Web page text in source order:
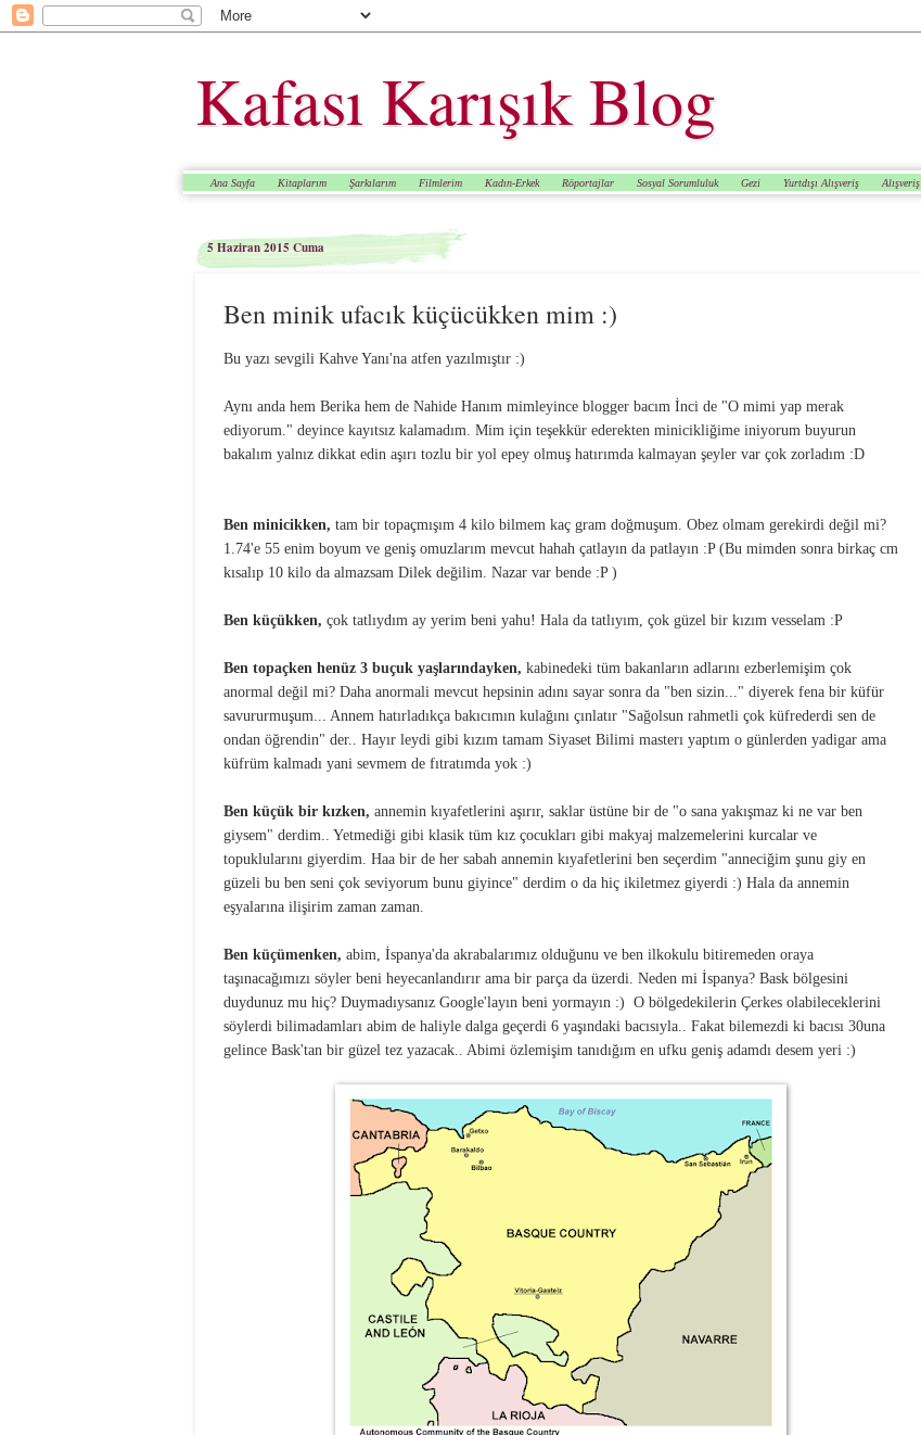
Kafası Karışık Blog
Ana Sayfa Kitaplarım Şarkılarım Filmlerim Kadın-Erkek Röportajlar Sosyal Sorumluluk Gezi Yurtdışı Alışveriş Alışveriş
5 Haziran 2015 Cuma
Ben minik ufacık küçücükken mim :)
Bu yazı sevgili Kahve Yanı'na atfen yazılmıştır :)
Aynı anda hem Berika hem de Nahide Hanım mimleyince blogger bacım İnci de "O mimi yap merak
ediyorum." deyince kayıtsız kalamadım. Mim için teşekkür ederekten minicikliğime iniyorum buyurun
bakalım yalnız dikkat edin aşırı tozlu bir yol epey olmuş hatırımda kalmayan şeyler var çok zorladım :D
Ben minicikken, tam bir topaçmışım 4 kilo bilmem kaç gram doğmuşum. Obez olmam gerekirdi değil mi?
1.74'e 55 enim boyum ve geniş omuzlarım mevcut hahah çatlayın da patlayın :P (Bu mimden sonra birkaç cm
kısalıp 10 kilo da almazsam Dilek değilim. Nazar var bende :P )
Ben küçükken, çok tatlıydım ay yerim beni yahu! Hala da tatlıyım, çok güzel bir kızım vesselam :P
Ben topaçken henüz 3 buçuk yaşlarındayken, kabinedeki tüm bakanların adlarını ezberlemişim çok
anormal değil mi? Daha anormali mevcut hepsinin adını sayar sonra da "ben sizin..." diyerek fena bir küfür
savururmuşum... Annem hatırladıkça bakıcımın kulağını çınlatır "Sağolsun rahmetli çok küfrederdi sen de
ondan öğrendin" der.. Hayır leydi gibi kızım tamam Siyaset Bilimi masterı yaptım o günlerden yadigar ama
küfrüm kalmadı yani sevmem de fıtratımda yok :)
Ben küçük bir kızken, annemin kıyafetlerini aşırır, saklar üstüne bir de "o sana yakışmaz ki ne var ben
giysem" derdim.. Yetmediği gibi klasik tüm kız çocukları gibi makyaj malzemelerini kurcalar ve
topuklularını giyerdim. Haa bir de her sabah annemin kıyafetlerini ben seçerdim "anneciğim şunu giy en
güzeli bu ben seni çok seviyorum bunu giyince" derdim o da hiç ikiletmez giyerdi :) Hala da annemin
eşyalarına ilişirim zaman zaman.
Ben küçümenken, abim, İspanya'da akrabalarımız olduğunu ve ben ilkokulu bitiremeden oraya
taşınacağımızı söyler beni heyecanlandırır ama bir parça da üzerdi. Neden mi İspanya? Bask bölgesini
duydunuz mu hiç? Duymadıysanız Google'layın beni yormayın :) O bölgedekilerin Çerkes olabileceklerini
söylerdi bilimadamları abim de haliyle dalga geçerdi 6 yaşındaki bacısıyla.. Fakat bilemezdi ki bacısı 30una
gelince Bask'tan bir güzel tez yazacak.. Abimi özlemişim tanıdığım en ufku geniş adamdı desem yeri :)